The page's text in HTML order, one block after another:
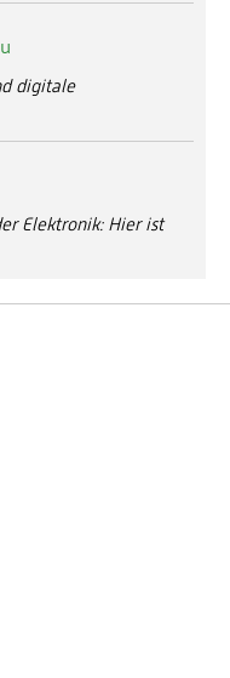
digitale
Elektronik: Hier ist